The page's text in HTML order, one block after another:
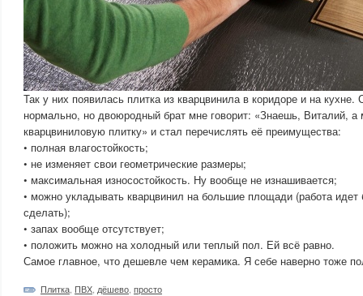
Так у них появилась плитка из кварцвинила в коридоре и на
нормально, но двоюродный брат мне говорит: «Знаешь, Виталий,
кварцвиниловую плитку» и стал перечислять её преимущества:
• полная влагостойкость;
• не изменяет свои геометрические размеры;
• максимальная износостойкость. Ну вообще не изнашивается;
• можно укладывать кварцвинил на большие площади (работа
сделать);
• запах вообще отсутствует;
• положить можно на холодный или теплый пол. Ей всё равно.
Самое главное, что дешевле чем керамика. Я себе наверно тоже
Плитка ПВХ дёшево просто